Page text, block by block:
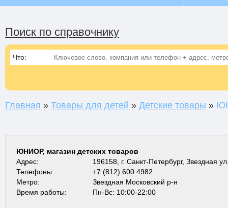
Поиск по справочнику
Что:
Главная » Товары для детей » Детские товары »
ЮНИОР, магазин детских товаров
Адрес:
196158, г. Санкт-Петербург, Звездная
Телефоны:
+7 (812) 600 4982
Метро:
Звездная Московский р-н
Время работы:
Пн-Вс: 10:00-22:00